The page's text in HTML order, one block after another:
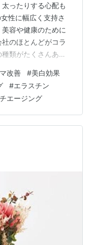
ったりする心配も
性に幅広く支持さ
容や健康のために
のほとんどがコラ
類がたくさんあり
まざま。ヒアルロ
もあり、どれがよ
もうと思っても、
ないという方向け
すすめのサプリを
方におス…
改善 #美白効果
#エラスチン
エージング